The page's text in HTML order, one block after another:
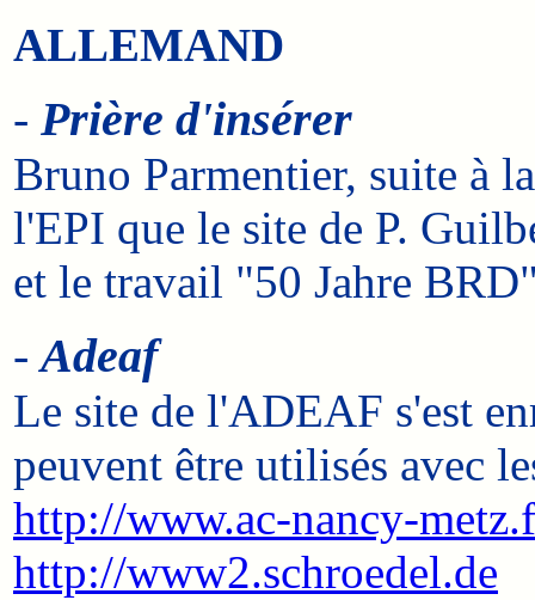
ALLEMAND
- Prière d'insérer
Bruno Parmentier, suite à
l'EPI que le site de P.
et le travail "50 Jahre
- Adeaf
Le site de l'ADEAF s'est
peuvent être utilisés avec
http://www.ac-nancy-
http://www2.schroedel.de